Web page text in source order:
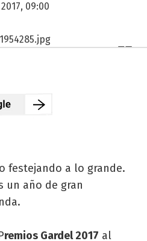
09:00
festejando a lo grande.
un año de gran
remios Gardel 2017 al